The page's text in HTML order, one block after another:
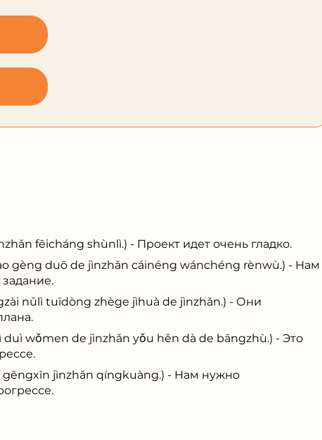
fēicháng shùnlì.) - Проект идет очень гладко.
gèng duō de jìnzhǎn cáinéng wánchéng rènwù.) - Нам
nǔlì tuīdòng zhège jìhuà de jìnzhǎn.) - Они
duì wǒmen de jìnzhǎn yǒu hěn dà de bāngzhù.) - Это
gēngxīn jìnzhǎn qíngkuàng.) - Нам нужно